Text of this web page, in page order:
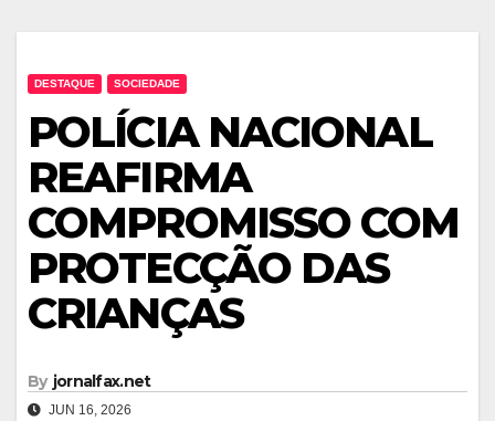
DESTAQUE SOCIEDADE
POLÍCIA NACIONAL
REAFIRMA
COMPROMISSO COM
PROTECÇÃO DAS
CRIANÇAS
By jornalfax.net
JUN 16, 2026